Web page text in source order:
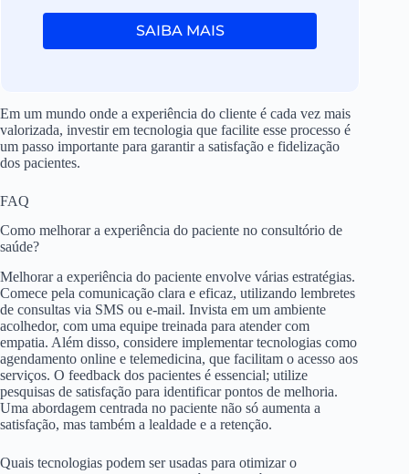
SAIBA MAIS
Em um mundo onde a experiência do cliente é cada vez mais
valorizada, investir em tecnologia que facilite esse processo é
um passo importante para garantir a satisfação e fidelização
dos pacientes.
FAQ
Como melhorar a experiência do paciente no consultório de
saúde?
Melhorar a experiência do paciente envolve várias estratégias.
Comece pela comunicação clara e eficaz, utilizando lembretes
de consultas via SMS ou e-mail. Invista em um ambiente
acolhedor, com uma equipe treinada para atender com
empatia. Além disso, considere implementar tecnologias como
agendamento online e telemedicina, que facilitam o acesso aos
serviços. O feedback dos pacientes é essencial; utilize
pesquisas de satisfação para identificar pontos de melhoria.
Uma abordagem centrada no paciente não só aumenta a
satisfação, mas também a lealdade e a retenção.
Quais tecnologias podem ser usadas para otimizar o